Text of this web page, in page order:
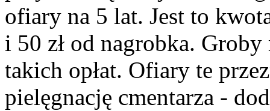
ofiary na 5 lat. Jest to
i 50 zł od nagrobka.
takich opłat. Ofiary te
pielęgnację cmentarza -